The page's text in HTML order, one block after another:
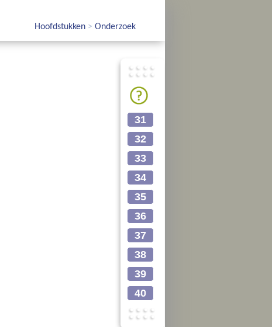
Hoofdstukken > Onderzoek
31
32
33
34
35
36
37
38
39
40